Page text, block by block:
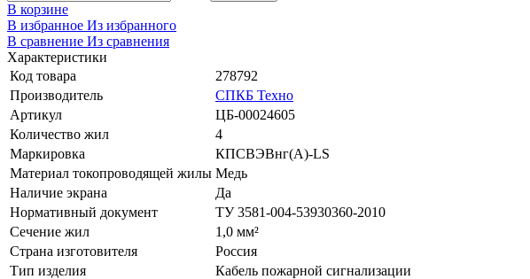
В корзине
В избранное Из избранного
В сравнение Из сравнения
Характеристики
Код товара
278792
Производитель
СПКБ Техно
Артикул
ЦБ-00024605
Количество жил
4
Маркировка
КПСВЭВнг(A)-LS
Материал токопроводящей жилы Медь
Наличие экрана
Да
Нормативный документ
ТУ 3581-004-53930360-2010
Сечение жил
1,0 мм²
Страна изготовителя
Россия
Тип изделия
Кабель пожарной сигнализации